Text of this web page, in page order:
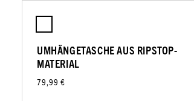
UMHÄNGETASCHE AUS RIPSTOP-
MATERIAL
79,99 €